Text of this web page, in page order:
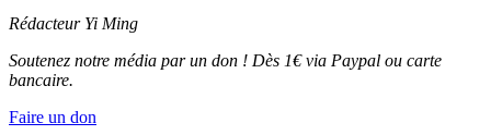
Rédacteur Yi Ming
Soutenez notre média par un don ! Dès 1€ via Paypal ou carte
bancaire.
Faire un don